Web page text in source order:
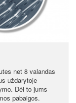
net 8 valandas
uždarytoje
Dėl to jums
pabaigos.